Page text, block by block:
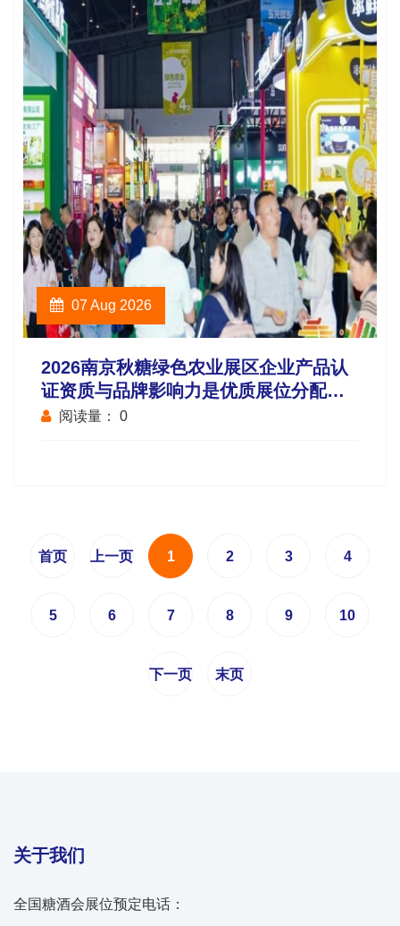
07 Aug 2026
2026南京秋糖绿色农业展区企业产品认
证资质与品牌影响力是优质展位分配重
要参考
阅读量： 0
首页 上一页 1 2 3 4
5 6 7 8 9 10
下一页 末页
关于我们
全国糖酒会展位预定电话：